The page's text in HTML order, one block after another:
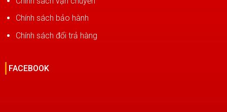
Chính sách bảo hành
Chính sách đổi trả hàng
FACEBOOK